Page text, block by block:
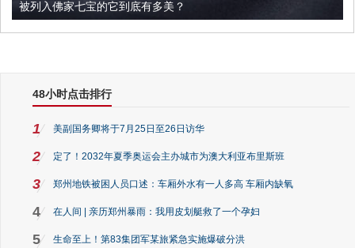
被列入佛家七宝的它到底有多美？
48小时点击排行
1 美副国务卿将于7月25日至26日访华
2 定了！2032年夏季奥运会主办城市为澳大利亚布里斯班
3 郑州地铁被困人员口述：车厢外水有一人多高 车厢内缺氧
4 在人间 | 亲历郑州暴雨：我用皮划艇救了一个孕妇
5 生命至上！第83集团军某旅紧急实施爆破分洪